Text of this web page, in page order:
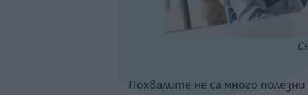
Похвалите не са много